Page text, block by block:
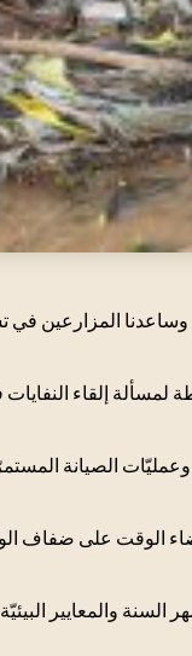
المزارعين في
إلقاء
الصيانة
الوقت على ضفاف
والمعايير